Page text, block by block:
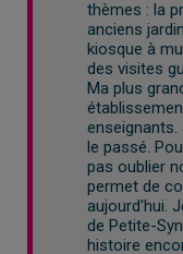
thèmes : la
anciens
kiosque à
des visites
Ma plus
le passé.
pas oublier
permet de
aujourd'hui.
de Petite-
histoire